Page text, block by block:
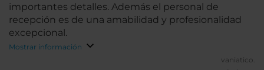
importantes detalles. Además el personal de
recepción es de una amabilidad y profesionalidad
excepcional.
Mostrar información
vaniatico.